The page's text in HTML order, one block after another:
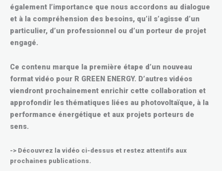
également l’importance que nous accordons au dialogue
et à la compréhension des besoins, qu’il s’agisse d’un
particulier, d’un professionnel ou d’un porteur de projet
engagé.
Ce contenu marque la première étape d’un nouveau
format vidéo pour R GREEN ENERGY. D’autres vidéos
viendront prochainement enrichir cette collaboration et
approfondir les thématiques liées au photovoltaïque, à la
performance énergétique et aux projets porteurs de
sens.
-> Découvrez la vidéo ci-dessus et restez attentifs aux
prochaines publications.